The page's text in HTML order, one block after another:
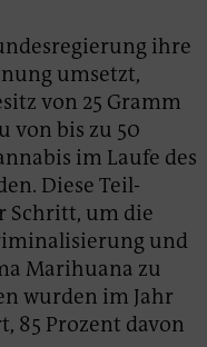
ihre
umsetzt,
von 25 Gramm
von bis zu 50
im Laufe des
Diese Teil-
Schritt, um die
und
Marihuana zu
wurden im Jahr
85 Prozent davon